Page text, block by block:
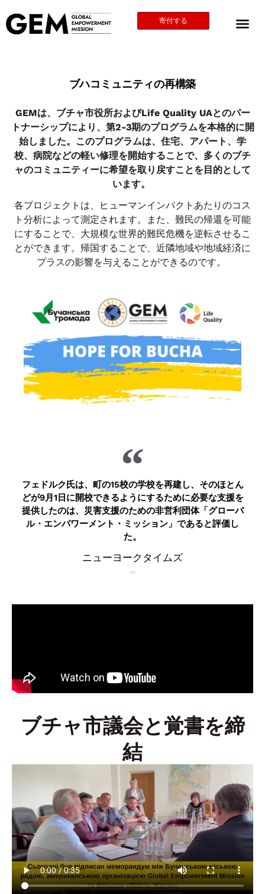
寄付する
ブハコミュニティの再構築
GEMは、ブチャ市役所およびLife Quality UAとのパー
トナーシップにより、第2-3期のプログラムを本格的に開
始しました。このプログラムは、住宅、アパート、学
校、病院などの軽い修理を開始することで、多くのブチ
ャのコミュニティーに希望を取り戻すことを目的として
います。
各プロジェクトは、ヒューマンインパクトあたりのコス
ト分析によって測定されます。また、難民の帰還を可能
にすることで、大規模な世界的難民危機を逆転させるこ
とができます。帰国することで、近隣地域や地域経済に
プラスの影響を与えることができるのです。
フェドルク氏は、町の15校の学校を再建し、そのほとん
どが9月1日に開校できるようにするために必要な支援を
提供したのは、災害支援のための非営利団体「グローバ
ル・エンパワーメント・ミッション」であると評価し
た。
ニューヨークタイムズ
ブチャ市議会と覚書を締
結